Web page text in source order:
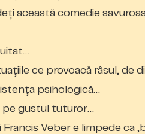
această comedie
ce provoacă râsul, de
psihologică…
pe gustul tuturor…
Francis Veber e limpede ca